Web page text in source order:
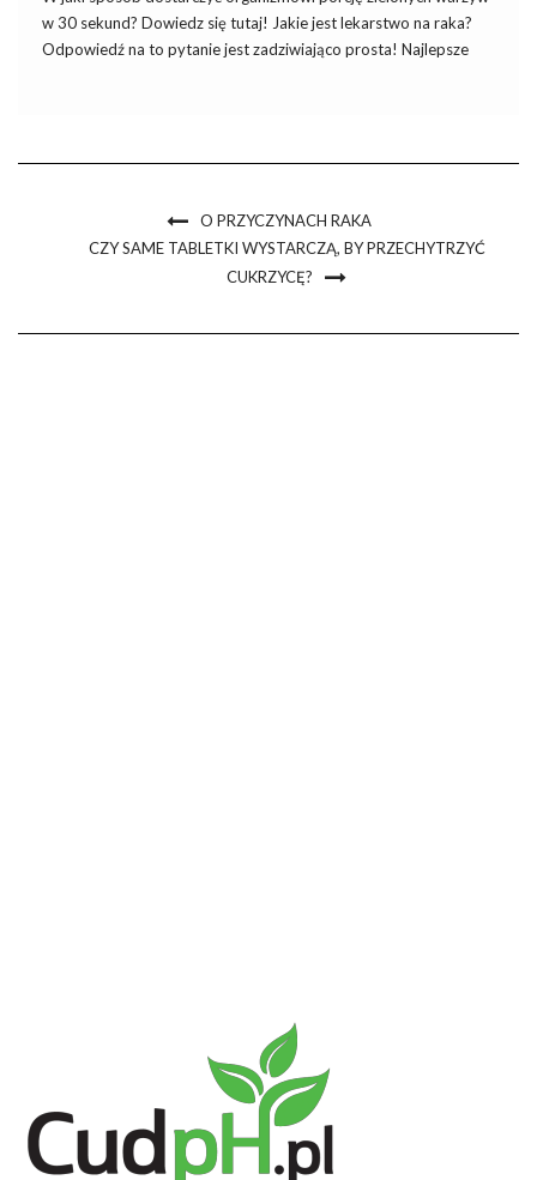
w 30 sekund? Dowiedz się tutaj! Jakie jest lekarstwo na raka?
Odpowiedź na to pytanie jest zadziwiająco prosta! Najlepsze
O PRZYCZYNACH RAKA
CZY SAME TABLETKI WYSTARCZĄ, BY PRZECHYTRZYĆ
CUKRZYCĘ?